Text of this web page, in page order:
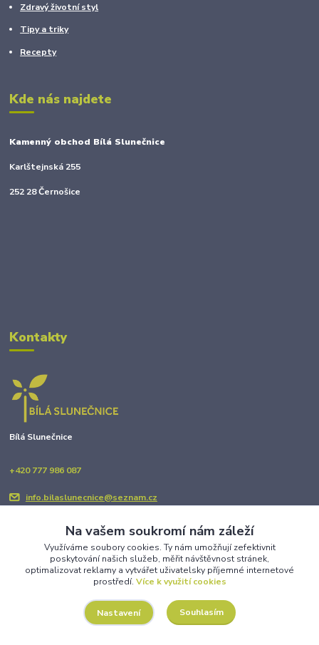
Zdravý životní styl
Tipy a triky
Recepty
Kde nás najdete
Kamenný obchod Bílá Slunečnice
Karlštejnská 255
252 28 Černošice
Kontakty
Bílá Slunečnice
+420 777 986 087
info.bilaslunecnice@seznam.cz
Upravit sběr cookies.
Na vašem soukromí nám záleží
Využíváme soubory cookies. Ty nám umožňují zefektivnit
poskytování našich služeb, měřit návštěvnost stránek,
optimalizovat reklamy a vytvářet uživatelsky příjemné internetové
prostředí. Více k využití cookies
Nastavení Souhlasím